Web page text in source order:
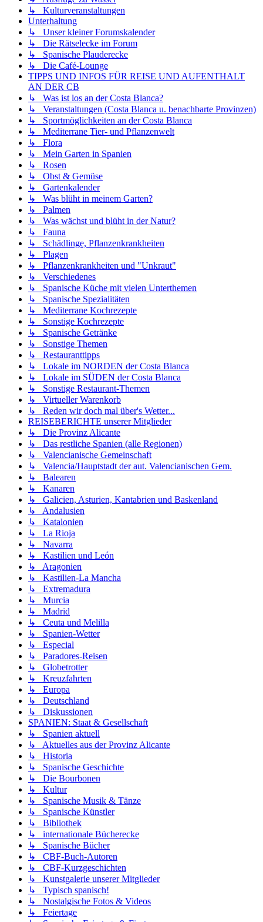
↳ Kulturveranstaltungen
Unterhaltung
↳ Unser kleiner Forumskalender
↳ Die Rätselecke im Forum
↳ Spanische Plauderecke
↳ Die Café-Lounge
TIPPS UND INFOS FÜR REISE UND AUFENTHALT
AN DER CB
↳ Was ist los an der Costa Blanca?
↳ Veranstaltungen (Costa Blanca u. benachbarte Provinzen)
↳ Sportmöglichkeiten an der Costa Blanca
↳ Mediterrane Tier- und Pflanzenwelt
↳ Flora
↳ Mein Garten in Spanien
↳ Rosen
↳ Obst & Gemüse
↳ Gartenkalender
↳ Was blüht in meinem Garten?
↳ Palmen
↳ Was wächst und blüht in der Natur?
↳ Fauna
↳ Schädlinge, Pflanzenkrankheiten
↳ Plagen
↳ Pflanzenkrankheiten und "Unkraut"
↳ Verschiedenes
↳ Spanische Küche mit vielen Unterthemen
↳ Spanische Spezialitäten
↳ Mediterrane Kochrezepte
↳ Sonstige Kochrezepte
↳ Spanische Getränke
↳ Sonstige Themen
↳ Restauranttipps
↳ Lokale im NORDEN der Costa Blanca
↳ Lokale im SÜDEN der Costa Blanca
↳ Sonstige Restaurant-Themen
↳ Virtueller Warenkorb
↳ Reden wir doch mal über's Wetter...
REISEBERICHTE unserer Mitglieder
↳ Die Provinz Alicante
↳ Das restliche Spanien (alle Regionen)
↳ Valencianische Gemeinschaft
↳ Valencia/Hauptstadt der aut. Valencianischen Gem.
↳ Balearen
↳ Kanaren
↳ Galicien, Asturien, Kantabrien und Baskenland
↳ Andalusien
↳ Katalonien
↳ La Rioja
↳ Navarra
↳ Kastilien und León
↳ Aragonien
↳ Kastilien-La Mancha
↳ Extremadura
↳ Murcia
↳ Madrid
↳ Ceuta und Melilla
↳ Spanien-Wetter
↳ Especial
↳ Paradores-Reisen
↳ Globetrotter
↳ Kreuzfahrten
↳ Europa
↳ Deutschland
↳ Diskussionen
SPANIEN: Staat & Gesellschaft
↳ Spanien aktuell
↳ Aktuelles aus der Provinz Alicante
↳ Historia
↳ Spanische Geschichte
↳ Die Bourbonen
↳ Kultur
↳ Spanische Musik & Tänze
↳ Spanische Künstler
↳ Bibliothek
↳ internationale Bücherecke
↳ Spanische Bücher
↳ CBF-Buch-Autoren
↳ CBF-Kurzgeschichten
↳ Kunstgalerie unserer Mitglieder
↳ Typisch spanisch!
↳ Nostalgische Fotos & Videos
↳ Feiertage